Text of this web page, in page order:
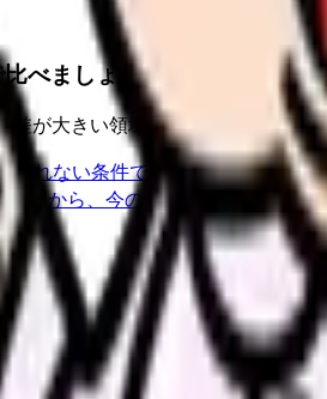
べましょう。
が大きい領域です。希望条件を先
譲れない条件で比較できます。進む
形態から、今の給料の現在地を確認